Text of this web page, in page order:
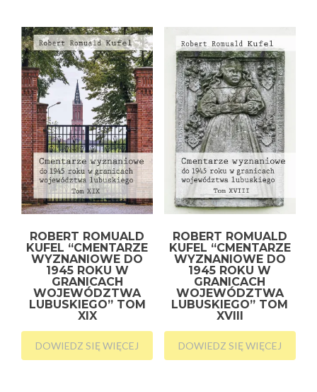
ROBERT ROMUALD
KUFEL “CMENTARZE
WYZNANIOWE DO
1945 ROKU W
GRANICACH
WOJEWÓDZTWA
LUBUSKIEGO” TOM
XIX
DOWIEDZ SIĘ WIĘCEJ
ROBERT ROMUALD
KUFEL “CMENTARZE
WYZNANIOWE DO
1945 ROKU W
GRANICACH
WOJEWÓDZTWA
LUBUSKIEGO” TOM
XVIII
DOWIEDZ SIĘ WIĘCEJ